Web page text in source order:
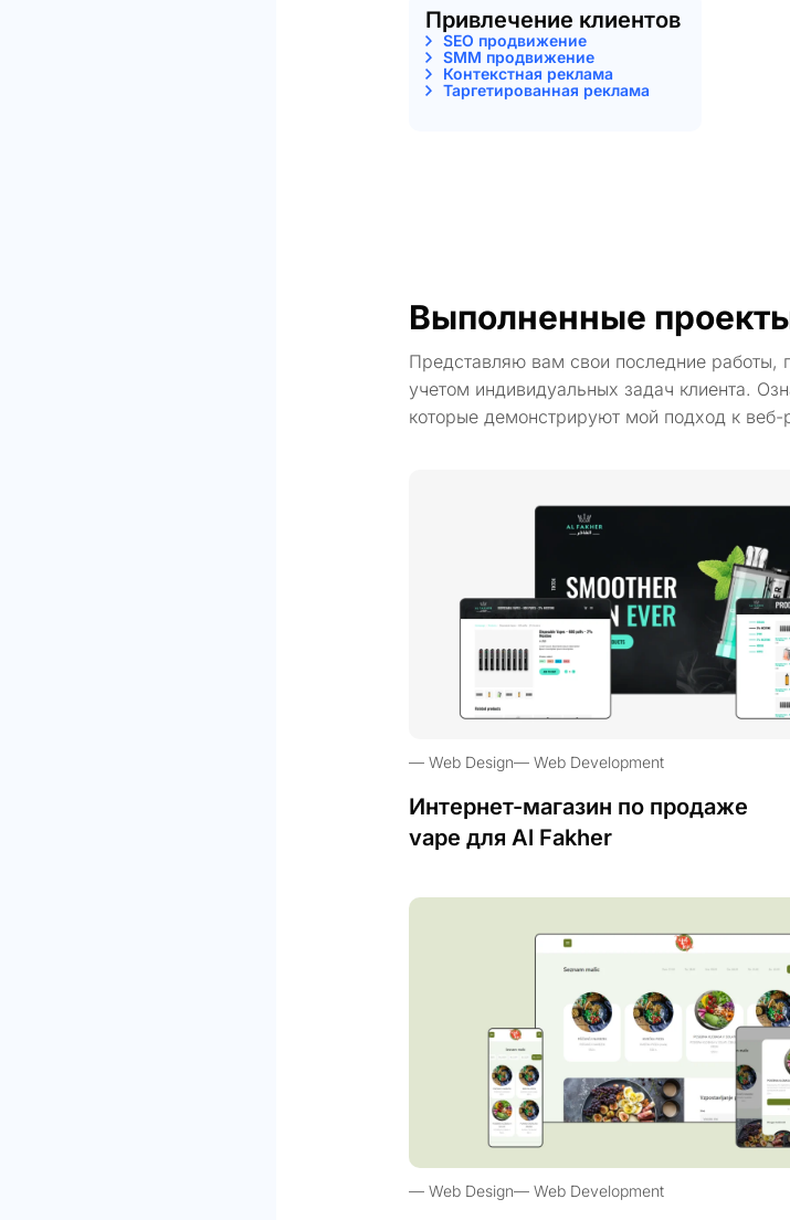
Привлечение клиентов
SEO продвижение
SMM продвижение
Контекстная реклама
Таргетированная реклама
Выполненные
Представляю вам свои последние работы,
учетом индивидуальных задач клиента.
которые демонстрируют мой подход к веб-
Web Design Web Development
Интернет-магазин по продаже
vape для Al Fakher
Web Design Web Development